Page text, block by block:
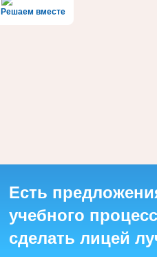
Решаем вместе
Есть
учебного
сделать лицей